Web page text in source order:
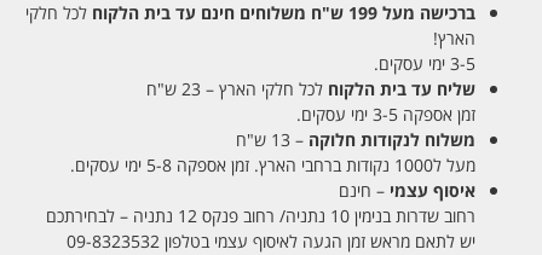
ברכישה מעל 199 ש"ח משלוחים חינם עד בית הלקוח לכל חלקי
הארץ!
3-5 ימי עסקים.
שליח עד בית הלקוח לכל חלקי הארץ – 23 ש"ח
זמן אספקה 3-5 ימי עסקים.
משלוח לנקודות חלוקה – 13 ש"ח
מעל ל1000 נקודות ברחבי הארץ. זמן אספקה 5-8 ימי עסקים.
איסוף עצמי – חינם
רחוב שדרות בנימין 10 נתניה/ רחוב פנקס 12 נתניה – לבחירתכם
יש לתאם מראש זמן הגעה לאיסוף עצמי בטלפון 09-8323532